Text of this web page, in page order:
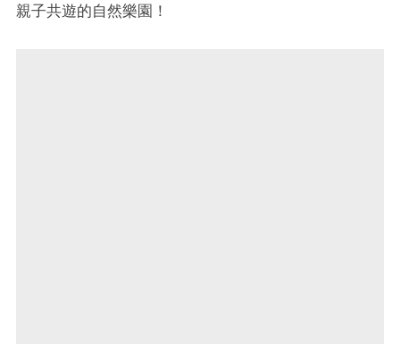
親子共遊的自然樂園！